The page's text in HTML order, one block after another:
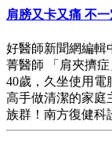
肩膀又卡又痛 不
好醫師新聞網編輯
菁醫師 「肩夾擠
40歲，久坐使用電
高手做清潔的家庭
族群！南方復健科